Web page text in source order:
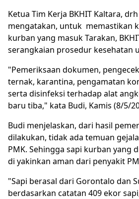
Ketua Tim Kerja BKHIT Kaltara,
mengatakan, untuk memastikan
kurban yang masuk Tarakan,
serangkaian prosedur kesehatan
"Pemeriksaan dokumen,
ternak, karantina, pengamatan
serta disinfeksi terhadap alat
baru tiba," kata Budi, Kamis (8/5/
Budi menjelaskan, dari hasil
dilakukan, tidak ada temuan
PMK. Sehingga sapi kurban yang
di yakinkan aman dari penyakit
"Sapi berasal dari Gorontalo dan
berdasarkan catatan 409 ekor